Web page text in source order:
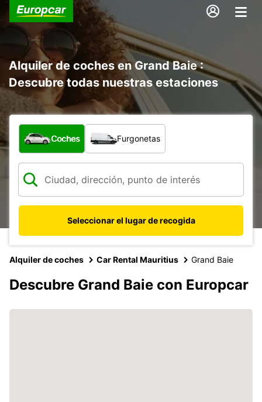
Alquiler de coches en Grand Baie :
Descubre todas nuestras estaciones
¿Qué tipo de vehículo?
Coches Furgonetas
Seleccionar el lugar de recogida
Alquiler de coches Car Rental Mauritius Grand Baie
Descubre Grand Baie con Europcar